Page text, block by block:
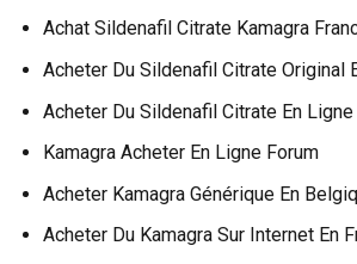
Achat Sildenafil Citrate Kamagra
Acheter Du Sildenafil Citrate Original
Acheter Du Sildenafil Citrate En
Kamagra Acheter En Ligne Forum
Acheter Kamagra Générique En
Acheter Du Kamagra Sur Internet En